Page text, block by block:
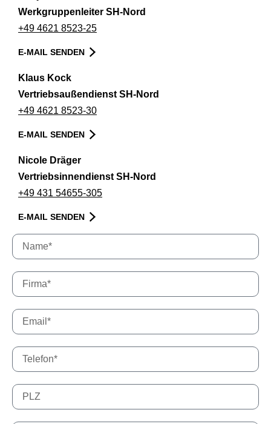
Werkgruppenleiter SH-Nord
+49 4621 8523-25
E-MAIL SENDEN
Klaus Kock
Vertriebsaußendienst SH-Nord
+49 4621 8523-30
E-MAIL SENDEN
Nicole Dräger
Vertriebsinnendienst SH-Nord
+49 431 54655-305
E-MAIL SENDEN